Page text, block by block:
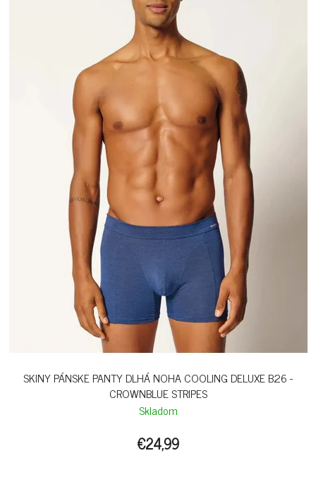
SKINY PÁNSKE PANTY DLHÁ NOHA COOLING DELUXE B26 -
CROWNBLUE STRIPES
Skladom
€24,99